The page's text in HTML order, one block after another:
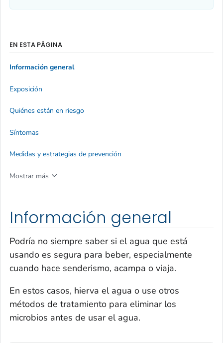
Información general
Podría no siempre saber si el agua que está
usando es segura para beber, especialmente
cuando hace senderismo, acampa o viaja.
En estos casos, hierva el agua o use otros
métodos de tratamiento para eliminar los
microbios antes de usar el agua.
EN ESTA PÁGINA
Información general
Exposición
Quiénes están en riesgo
Síntomas
Medidas y estrategias de prevención
Mostrar más